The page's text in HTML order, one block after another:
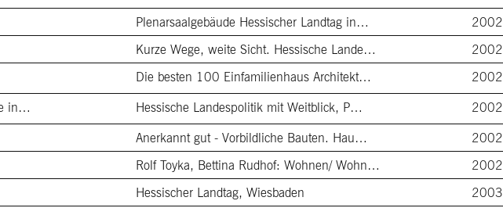
Plenarsaalgebäude Hessischer Landtag in… 2002
Kurze Wege, weite Sicht. Hessische Lande… 2002
Die besten 100 Einfamilienhaus Architekt…
2002
in…
Hessische Landespolitik mit Weitblick, P… 2002
Anerkannt gut - Vorbildliche Bauten. Hau…
2002
Rolf Toyka, Bettina Rudhof: Wohnen/ Wohn…
2002
Hessischer Landtag, Wiesbaden 2003